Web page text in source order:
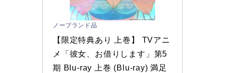
ノーブランド品
【限定特典あり 上巻】 TVアニ
メ「彼女、お借りします」第5
期 Blu-ray 上巻 (Blu-ray) 満足